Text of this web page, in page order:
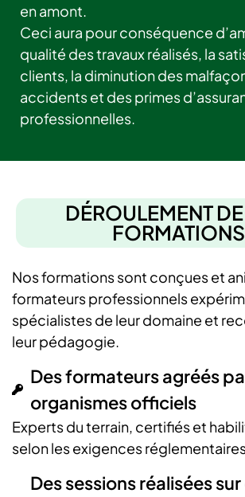
en amont.
Ceci aura pour conséquence
qualité des travaux réalisés, la
clients, la diminution des
accidents et des primes
professionnelles.
DÉROULEMENT
FORMATIONS
Nos formations sont conçues et
formateurs professionnels
spécialistes de leur domaine et
leur pédagogie.
Des formateurs agréés
organismes officiels
Experts du terrain, certifiés et
selon les exigences
Des sessions réalisées